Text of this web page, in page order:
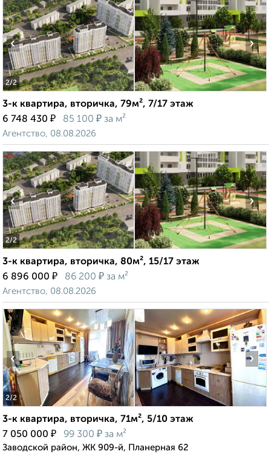
2/2
‹ ›
3-к квартира, вторичка, 79м², 7/17 этаж
6 748 430 ₽ 85 100 ₽ за м²
Агентство, 08.08.2026
2/2
‹ ›
3-к квартира, вторичка, 80м², 15/17 этаж
6 896 000 ₽ 86 200 ₽ за м²
Агентство, 08.08.2026
2/2
‹ ›
3-к квартира, вторичка, 71м², 5/10 этаж
7 050 000 ₽ 99 300 ₽ за м²
Заводской район, ЖК 909-й, Планерная 62